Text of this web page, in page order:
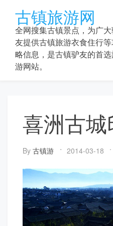
content
古镇旅游网
全网搜集古镇景点，为广
友提供古镇旅游衣食住行
略信息，是古镇驴友的首
游网站。
喜洲古城
By 古镇游 2014-03-18